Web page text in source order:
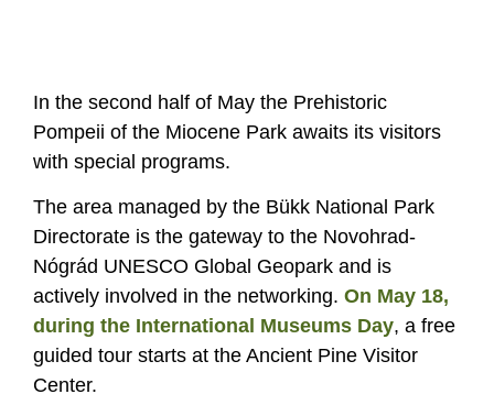
In the second half of May the Prehistoric
Pompeii of the Miocene Park awaits its visitors
with special programs.
The area managed by the Bükk National Park
Directorate is the gateway to the Novohrad-
Nógrád UNESCO Global Geopark and is
actively involved in the networking. On May 18,
during the International Museums Day, a free
guided tour starts at the Ancient Pine Visitor
Center.